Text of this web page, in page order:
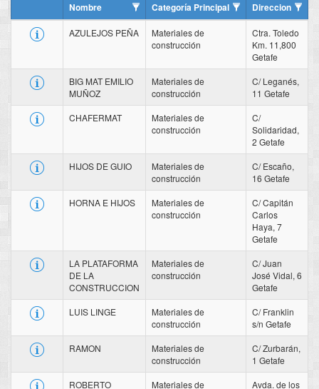
Nombre Categoría Principal Direccion
AZULEJOS PEÑA
Materiales de
construcción
Ctra. Toledo
Km. 11,800
Getafe
BIG MAT EMILIO
MUÑOZ
Materiales de
construcción
C/ Leganés,
11 Getafe
CHAFERMAT
Materiales de
construcción
C/
Solidaridad,
2 Getafe
HIJOS DE GUIO
Materiales de
construcción
C/ Escaño,
16 Getafe
HORNA E HIJOS
Materiales de
construcción
C/ Capitán
Carlos
Haya, 7
Getafe
LA PLATAFORMA
DE LA
CONSTRUCCION
Materiales de
construcción
C/ Juan
José Vidal, 6
Getafe
LUIS LINGE
Materiales de
construcción
C/ Franklin
s/n Getafe
RAMON
Materiales de
construcción
C/ Zurbarán,
1 Getafe
ROBERTO
Materiales de
Avda. de los